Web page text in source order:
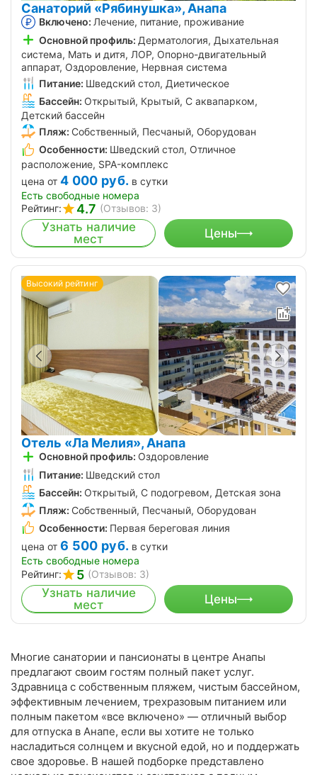
Многие санатории и пансионаты в центре Анапы
предлагают своим гостям полный пакет услуг.
Здравница с собственным пляжем, чистым бассейном,
эффективным лечением, трехразовым питанием или
полным пакетом «все включено» — отличный выбор
для отпуска в Анапе, если вы хотите не только
насладиться солнцем и вкусной едой, но и поддержать
свое здоровье. В нашей подборке представлено
Санаторий «Рябинушка», Анапа
Включено: Лечение, питание, проживание
Основной профиль: Дерматология, Дыхательная
система, Мать и дитя, ЛОР, Опорно-двигательный
аппарат, Оздоровление, Нервная система
Питание: Шведский стол, Диетическое
Бассейн: Открытый, Крытый, С аквапарком,
Детский бассейн
Пляж: Собственный, Песчаный, Оборудован
Особенности: Шведский стол, Отличное
расположение, SPA-комплекс
цена от 4 000 руб. в сутки
Есть свободные номера
Рейтинг:
4.7 (Отзывов: 3)
Узнать наличие
мест
Цены
Высокий рейтинг
Отель «Ла Мелия», Анапа
Основной профиль: Оздоровление
Питание: Шведский стол
Бассейн: Открытый, С подогревом, Детская зона
Пляж: Собственный, Песчаный, Оборудован
Особенности: Первая береговая линия
цена от 6 500 руб. в сутки
Есть свободные номера
Рейтинг:
5 (Отзывов: 3)
Узнать наличие
мест
Цены